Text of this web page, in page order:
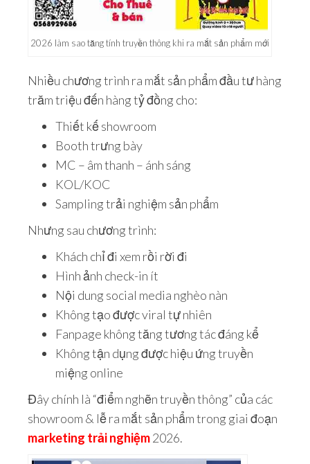
2026 làm sao tăng tính truyền thông khi ra mắt sản phẩm mới
Nhiều chương trình ra mắt sản phẩm đầu tư hàng
trăm triệu đến hàng tỷ đồng cho:
Thiết kế showroom
Booth trưng bày
MC – âm thanh – ánh sáng
KOL/KOC
Sampling trải nghiệm sản phẩm
Nhưng sau chương trình:
Khách chỉ đi xem rồi rời đi
Hình ảnh check-in ít
Nội dung social media nghèo nàn
Không tạo được viral tự nhiên
Fanpage không tăng tương tác đáng kể
Không tận dụng được hiệu ứng truyền
miệng online
Đây chính là “điểm nghẽn truyền thông” của các
showroom & lễ ra mắt sản phẩm trong giai đoạn
marketing trải nghiệm2026.